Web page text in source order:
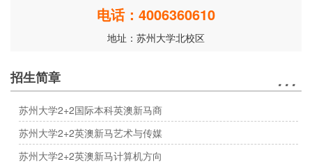
电话：4006360610
地址：苏州大学北校区
招生简章 …
苏州大学2+2国际本科英澳新马商
苏州大学2+2英澳新马艺术与传媒
苏州大学2+2英澳新马计算机方向